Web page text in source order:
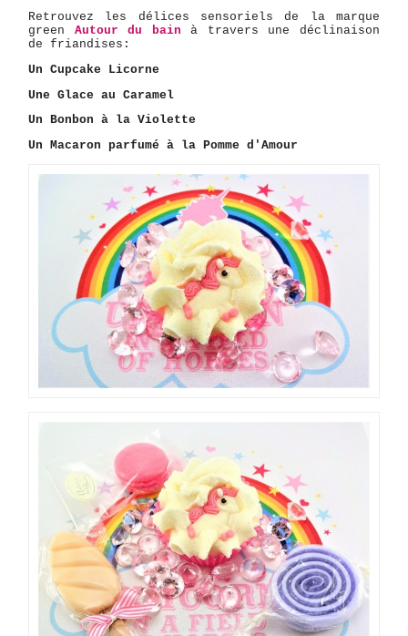
Retrouvez les délices sensoriels de la marque
green Autour du bain à travers une déclinaison
de friandises:
Un Cupcake Licorne
Une Glace au Caramel
Un Bonbon à la Violette
Un Macaron parfumé à la Pomme d'Amour